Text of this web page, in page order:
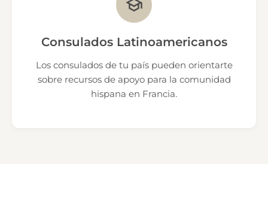
Consulados Latinoamericanos
Los consulados de tu país pueden orientarte
sobre recursos de apoyo para la comunidad
hispana en Francia.